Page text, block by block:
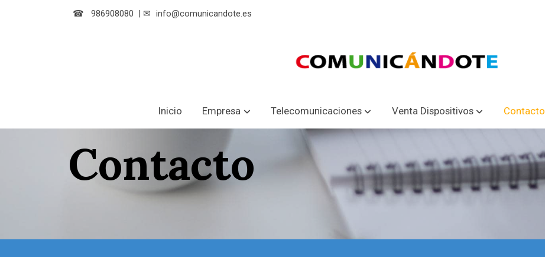
☎ 986908080 | ✉ info@comunicandote.es
Inicio Empresa Telecomunicaciones Venta Dispositivos Contacto
Contacto